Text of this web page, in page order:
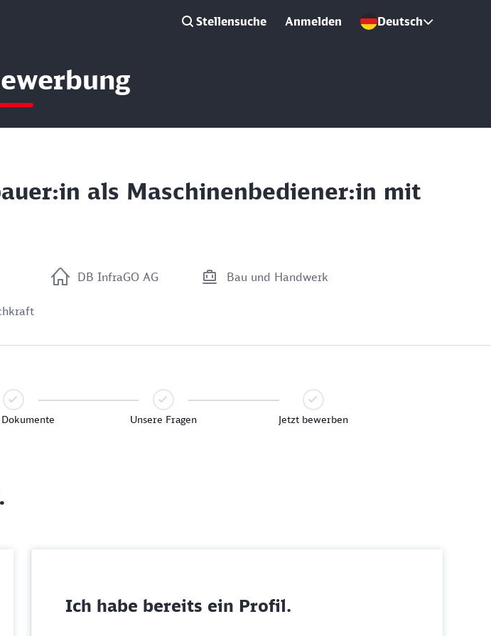
Stellensuche Anmelden Deutsch
als Maschinenbediener:in mit
DB InfraGO AG Bau und Handwerk
Unsere Fragen Jetzt bewerben
Ich habe bereits ein Profil.